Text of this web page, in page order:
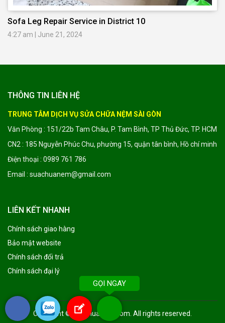
Sofa Leg Repair Service in District 10
4:27 am June 21, 2024
THÔNG TIN LIÊN HỆ
TRUNG TÂM DỊCH VỤ SỬA CHỮA NỆM SÀI GÒN
Văn Phòng : 151/22b Tam Châu, P. Tam Bình, TP Thủ Đức, TP. HCM
CN2 : 185 Nguyễn Phúc Chu, phường 15, quận tân bình, Hồ chí minh
Điện thoại : 0989 761 786
Email : suachuanem@gmail.com
LIÊN KẾT NHANH
Chính sách giao hàng
Bảo mật website
Chính sách đổi trả
Chính sách đại lý
Copyright © suachuanem.com. All rights reserved.
GỌI NGAY